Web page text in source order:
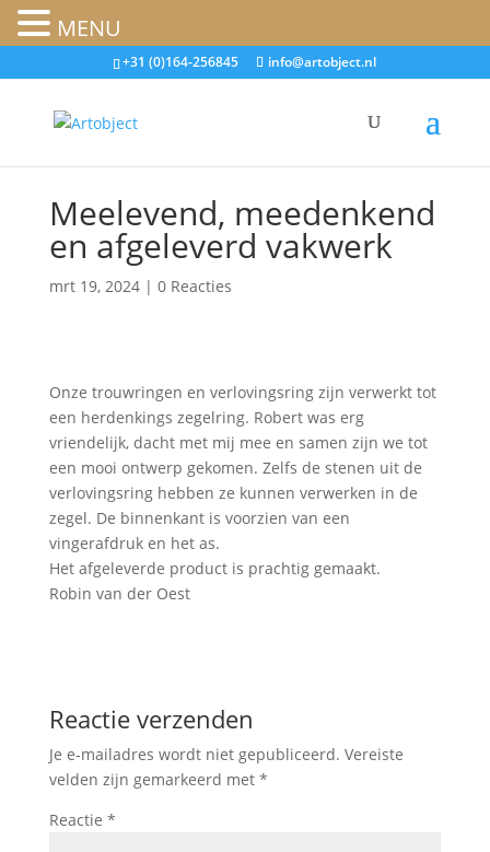
+31 (0)164-256845 info@artobject.nl
Meelevend, meedenkend
en afgeleverd vakwerk
mrt 19, 2024| 0 Reacties
Onze trouwringen en verlovingsring zijn verwerkt tot
een herdenkings zegelring. Robert was erg
vriendelijk, dacht met mij mee en samen zijn we tot
een mooi ontwerp gekomen. Zelfs de stenen uit de
verlovingsring hebben ze kunnen verwerken in de
zegel. De binnenkant is voorzien van een
vingerafdruk en het as.
Het afgeleverde product is prachtig gemaakt.
Robin van der Oest
Reactie verzenden
Je e-mailadres wordt niet gepubliceerd. Vereiste
velden zijn gemarkeerd met *
Reactie *
MENU